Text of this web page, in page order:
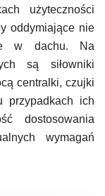
użyteczności
oddymiające nie
w dachu. Na
są siłowniki
centralki, czujki
przypadkach ich
dostosowania
wymagań